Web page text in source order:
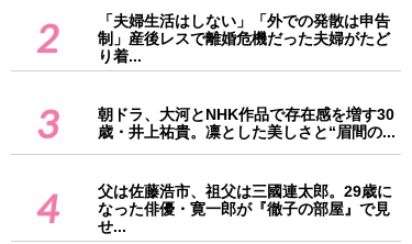
2
「夫婦生活はしない」「外での発散は申告
制」産後レスで離婚危機だった夫婦がたど
り着...
3
朝ドラ、大河とNHK作品で存在感を増す30
歳・井上祐貴。凛とした美しさと“眉間の...
4
父は佐藤浩市、祖父は三國連太郎。29歳に
なった俳優・寛一郎が『徹子の部屋』で見
せ...